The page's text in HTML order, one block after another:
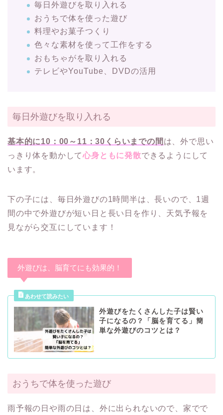
毎日外遊びを取り入れる
おうちで体を使った遊び
料理やお菓子つくり
色々な素材を使って工作をする
おもちゃがを取り入れる
テレビやYouTube、DVDの活用
毎日外遊びを取り入れる
基本的に10：00～11：30くらいまでの間 は、外で思い
っきり体を動かして心身ともに発散できるようにして
います。
下の子には、毎日外遊びの1時間半は、長いので、1週
間の中で外遊びが短い日と長い日を作り、天気予報を
見ながら交互にしています！
外遊びは、脳育てにも効果的！
外遊びをたくさんした子は賢い
子になるの？「脳を育てる」簡
単な外遊びのコツとは？
おうちで体を使った遊び
雨予報の日や雨の日は、外に出られないので、家でで